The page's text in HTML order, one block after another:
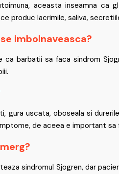
aceasta inseamna ca
produc lacrimile, saliva,
imbolnaveasca?
ca barbatii sa faca sindrom
gura uscata, oboseala si
de aceea e important
sindromul Sjogren, dar